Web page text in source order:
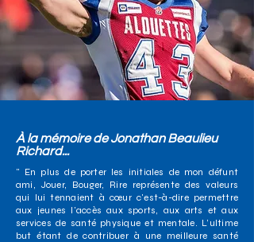
À la mémoire de Jonathan Beaulieu
Richard...
" En plus de porter les initiales de mon défunt
ami, Jouer, Bouger, Rire représente des valeurs
qui lui tennaient à cœur c'est-à-dire permettre
aux jeunes l'accès aux sports, aux arts et aux
services de santé physique et mentale. L’ultime
but étant de contribuer à une meilleure santé